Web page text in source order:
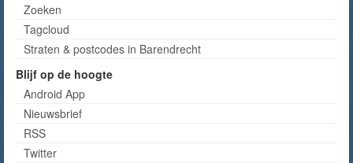
Zoeken
Tagcloud
Straten & postcodes in Barendrecht
Blijf op de hoogte
Android App
Nieuwsbrief
RSS
Twitter